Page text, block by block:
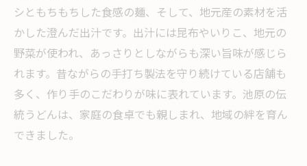
うどん好き必見！池原の食文化に触れる
池原のうどん文化を体感するおすすめ方法
地元イベントで味わううどんの楽しみ方
うどん好きが集う池原の人気スポット紹介
地元流うどんの食べ歩きで発見する魅力
伝統行事と共に楽しむ池原のうどん体験
シともちもちした食感の麺、そして、地元産の素材を活
かした澄んだ出汁です。出汁には昆布やいりこ、地元の
野菜が使われ、あっさりとしながらも深い旨味が感じら
れます。昔ながらの手打ち製法を守り続けている店舗も
多く、作り手のこだわりが味に表れています。池原の伝
統うどんは、家庭の食卓でも親しまれ、地域の絆を育ん
できました。